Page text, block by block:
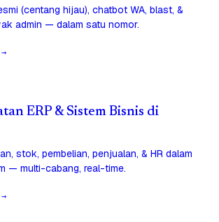
(centang hijau), chatbot WA, blast, &
admin — dalam satu nomor.
ERP & Sistem Bisnis di
stok, pembelian, penjualan, & HR dalam
— multi-cabang, real-time.